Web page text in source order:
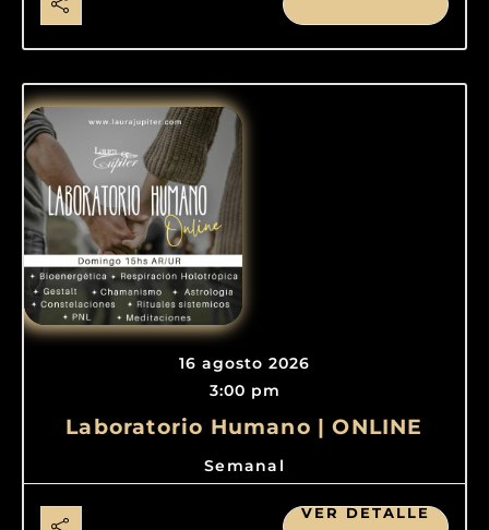
16 agosto 2026
3:00 pm
Laboratorio Humano | ONLINE
Semanal
VER DETALLE